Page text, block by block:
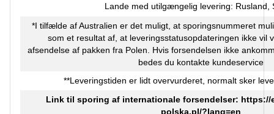
Lande med utilgængelig levering: Rusland,
*I tilfælde af Australien er det muligt, at sporingsnummeret
som et resultat af, at leveringsstatusopdateringen ikke
afsendelse af pakken fra Polen. Hvis forsendelsen ikke
bedes du kontakte kundeservice
**Leveringstiden er lidt overvurderet, normalt sker
Link til sporing af internationale forsendelser: https://
polska.pl/?lang=en